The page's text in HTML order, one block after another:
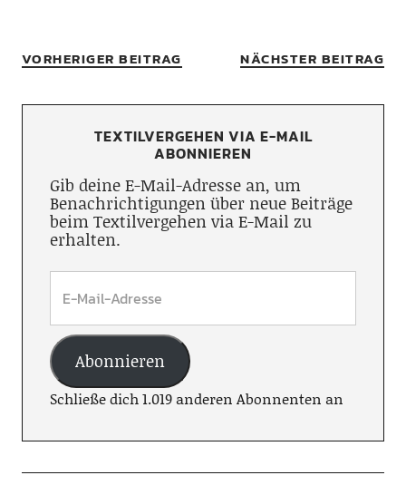
VORHERIGER BEITRAG NÄCHSTER BEITRAG
TEXTILVERGEHEN VIA E-MAIL
ABONNIEREN
Gib deine E-Mail-Adresse an, um
Benachrichtigungen über neue Beiträge
beim Textilvergehen via E-Mail zu
erhalten.
Abonnieren
Schließe dich 1.019 anderen Abonnenten an